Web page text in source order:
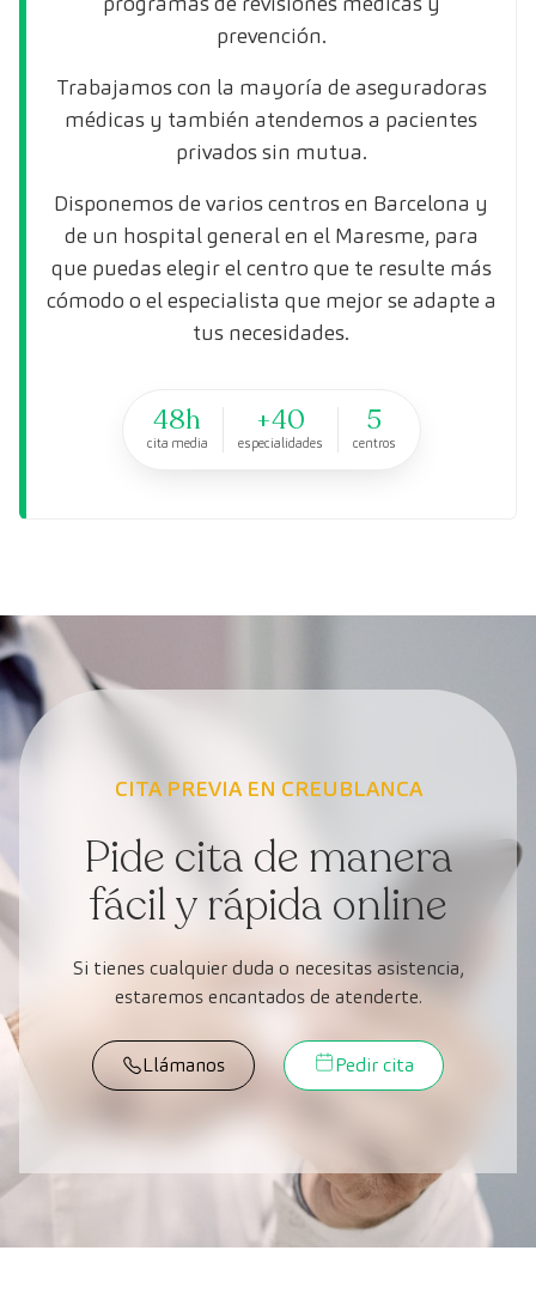
prevención.
Trabajamos con la mayoría de aseguradoras
médicas y también atendemos a pacientes
privados sin mutua.
Disponemos de varios centros en Barcelona y
de un hospital general en el Maresme, para
que puedas elegir el centro que te resulte más
cómodo o el especialista que mejor se adapte a
tus necesidades.
48h
cita media
+40
especialidades
5
centros
CITA PREVIA EN CREUBLANCA
Pide cita de manera
fácil y rápida online
Si tienes cualquier duda o necesitas asistencia,
estaremos encantados de atenderte.
Llámanos Pedir cita